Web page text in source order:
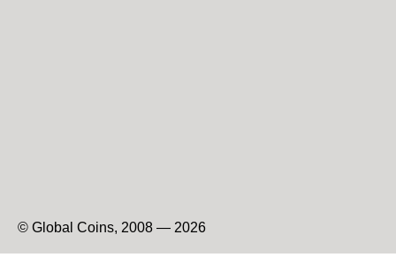
© Global Coins, 2008 — 2026